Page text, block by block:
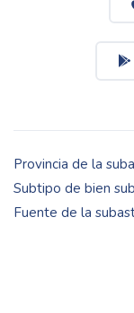
Provincia de la
Subtipo de bien
Fuente de la